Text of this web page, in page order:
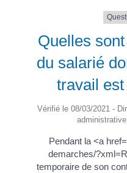
Quelles
du salarié
travail
Vérifié le 08/03/2021 -
Pendant la <a
demarches/
temporaire de son